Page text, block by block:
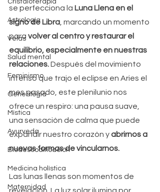
Cristaloterapia
Astrología
Velas
Salud mental
Feminismo
Genealogía
Mística
Ayurveda
Biodescodificación
Medicina holística
Maternidad
se perfecciona la Luna Llena en el
signo de Libra , marcando un momento
para volver al centro y restaurar el
equilibrio, especialmente en nuestras
relaciones. Después del movimiento
intenso que trajo el eclipse en Aries el
mes pasado, este plenilunio nos
ofrece un respiro: una pausa suave,
una sensación de calma que puede
expandir nuestro corazón y abrirnos a
nuevas formas de vincularnos.
Las lunas llenas son momentos de